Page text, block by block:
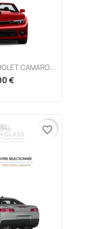
CAMARO...
€
favorite_border